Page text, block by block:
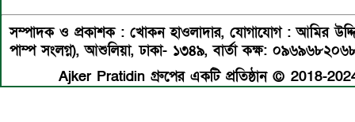
সম্পাদক ও প্রকাশক : খোকন হাওলাদার, যোগাযোগ : আমির
পাম্প সংলগ্ন), আশুলিয়া, ঢাকা- ১৩৪৯,বার্তা কক্ষ:
Ajker Pratidin গ্রুপের একটি প্রতিষ্ঠান © 2018-